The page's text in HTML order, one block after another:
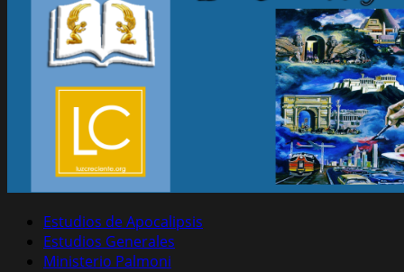
Estudios de Apocalipsis
Estudios Generales
Ministerio Palmoni